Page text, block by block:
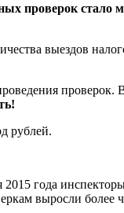
проверок стало
выездов
проверок. В
рублей.
года
выросли более